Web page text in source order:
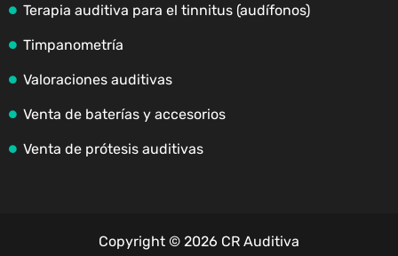
Terapia auditiva para el tinnitus (audífonos)
Timpanometría
Valoraciones auditivas
Venta de baterías y accesorios
Venta de prótesis auditivas
Copyright © 2026 CR Auditiva